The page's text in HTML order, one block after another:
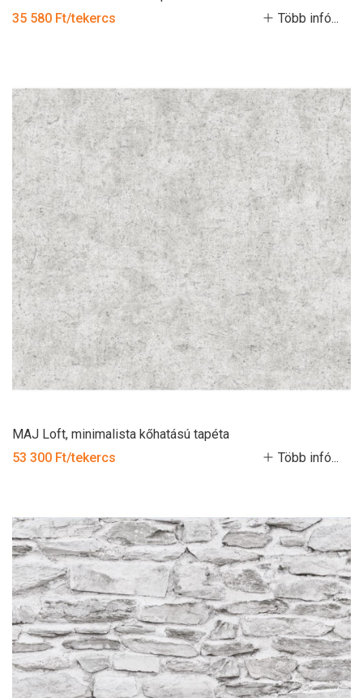
35 580 Ft/tekercs
Több infó...
MAJ Loft, minimalista kőhatású tapéta
53 300 Ft/tekercs
Több infó...